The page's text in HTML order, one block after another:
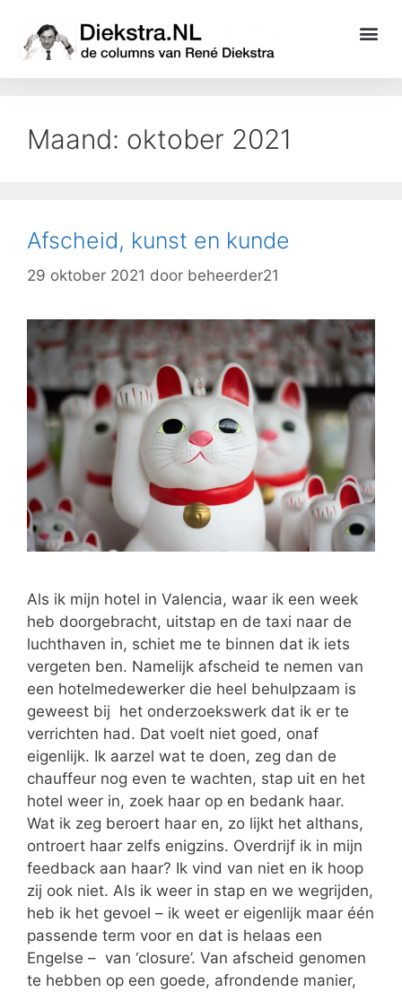
Maand: oktober 2021
Afscheid, kunst en kunde
29 oktober 2021 door beheerder21
Als ik mijn hotel in Valencia, waar ik een week
heb doorgebracht, uitstap en de taxi naar de
luchthaven in, schiet me te binnen dat ik iets
vergeten ben. Namelijk afscheid te nemen van
een hotelmedewerker die heel behulpzaam is
geweest bij het onderzoekswerk dat ik er te
verrichten had. Dat voelt niet goed, onaf
eigenlijk. Ik aarzel wat te doen, zeg dan de
chauffeur nog even te wachten, stap uit en het
hotel weer in, zoek haar op en bedank haar.
Wat ik zeg beroert haar en, zo lijkt het althans,
ontroert haar zelfs enigzins. Overdrijf ik in mijn
feedback aan haar? Ik vind van niet en ik hoop
zij ook niet. Als ik weer in stap en we wegrijden,
heb ik het gevoel – ik weet er eigenlijk maar één
passende term voor en dat is helaas een
Engelse – van ‘closure’. Van afscheid genomen
te hebben op een goede, afrondende manier,